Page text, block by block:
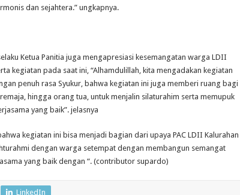
dan sejahtera.” ungkapnya.
Ketua Panitia juga mengapresiasi kesemangatan warga LDII
kegiatan pada saat ini, “Alhamdulillah, kita mengadakan kegiatan
penuh rasa Syukur, bahwa kegiatan ini juga memberi ruang bagi
hingga orang tua, untuk menjalin silaturahim serta memupuk
yang baik”. jelasnya
kegiatan ini bisa menjadi bagian dari upaya PAC LDII Kalurahan
dengan warga setempat dengan membangun semangat
yang baik dengan “. (contributor supardo)
LinkedIn